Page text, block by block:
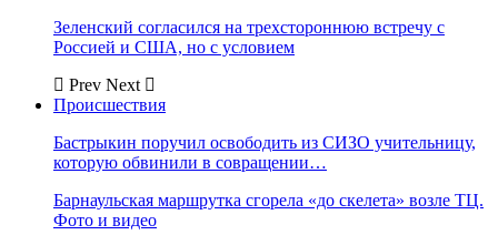
Зеленский согласился на трехстороннюю встречу с
Россией и США, но с условием
Prev Next
Происшествия
Бастрыкин поручил освободить из СИЗО учительницу,
которую обвинили в совращении…
Барнаульская маршрутка сгорела «до скелета» возле ТЦ.
Фото и видео